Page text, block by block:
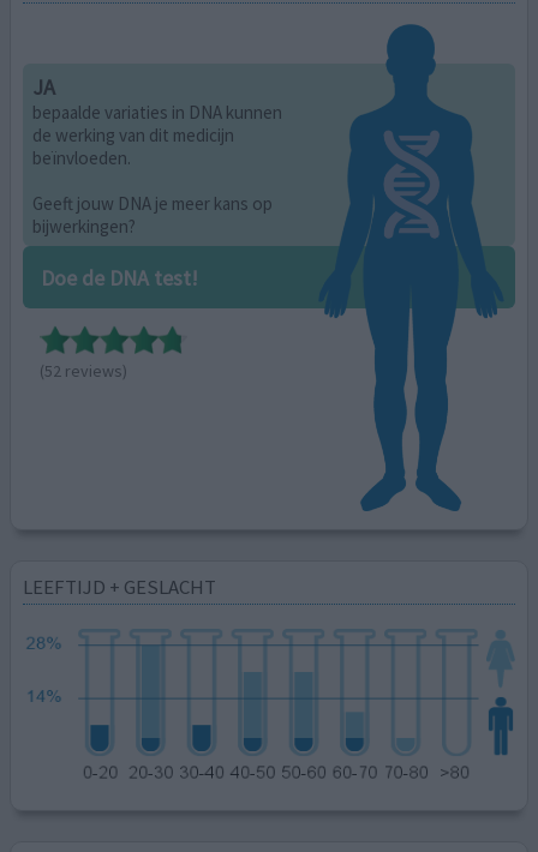
JA
bepaalde variaties in DNA kunnen
de werking van dit medicijn
beïnvloeden.
Geeft jouw DNA je meer kans op
bijwerkingen?
Doe de DNA test!
(52 reviews)
LEEFTIJD + GESLACHT